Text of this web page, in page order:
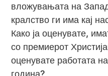
вложувањата на
кралство ги има кај
Како ја оценувате,
со премиерот
оценувате работата
година?